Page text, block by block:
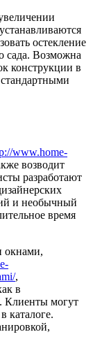
остекление
сада. Возможна
конструкции в
www.home-
возводит
разработают
и необычный
время
окнами,
,
в
Клиенты могут
каталоге.